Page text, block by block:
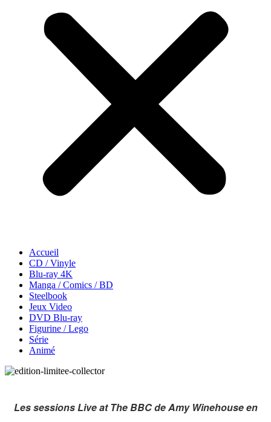
Accueil
CD / Vinyle
Blu-ray 4K
Manga / Comics / BD
Steelbook
Jeux Video
DVD Blu-ray
Figurine / Lego
Série
Animé
Les sessions Live at The BBC de Amy Winehouse en